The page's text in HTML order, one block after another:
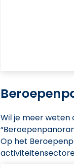
Wil je meer
Op het